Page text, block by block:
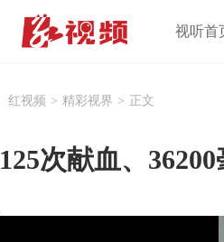
视听首
红视频 > 精彩视界 > 正文
125次献血、